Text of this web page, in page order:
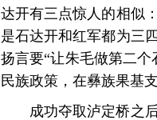
达开有三点惊人的相似
是石达开和红军都为三
扬言要“让朱毛做第二
民族政策，在彝族果基
成功夺取泸定桥之